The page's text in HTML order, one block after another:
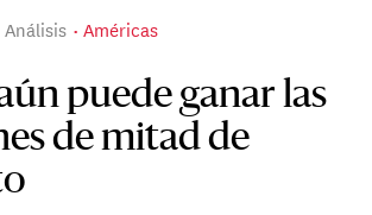
Análisis Américas
puede ganar las
de mitad de